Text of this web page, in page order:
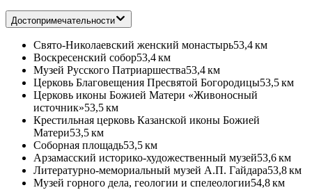
Достопримечательности
Свято-Николаевский женский монастырь53,4 км
Воскресенский собор53,4 км
Музей Русского Патриаршества53,4 км
Церковь Благовещения Пресвятой Богородицы53,5 км
Церковь иконы Божией Матери «Живоносный
источник»53,5 км
Крестильная церковь Казанской иконы Божией
Матери53,5 км
Соборная площадь53,5 км
Арзамасский историко-художественный музей53,6 км
Литературно-мемориальный музей А.П. Гайдара53,8 км
Музей горного дела, геологии и спелеологии54,8 км